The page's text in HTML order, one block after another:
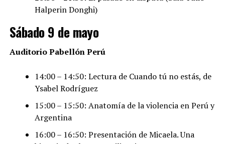
Halperin Donghi)
Sábado 9 de mayo
Auditorio Pabellón Perú
14:00 – 14:50: Lectura de Cuando tú no estás, de
Ysabel Rodríguez
15:00 – 15:50: Anatomía de la violencia en Perú y
Argentina
16:00 – 16:50: Presentación de Micaela. Una